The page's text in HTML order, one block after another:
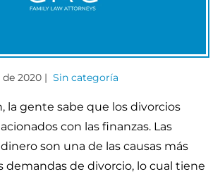
2020 | Sin categoría
la gente sabe que los divorcios
con las finanzas. Las
son una de las causas más
demandas de divorcio, lo cual tiene